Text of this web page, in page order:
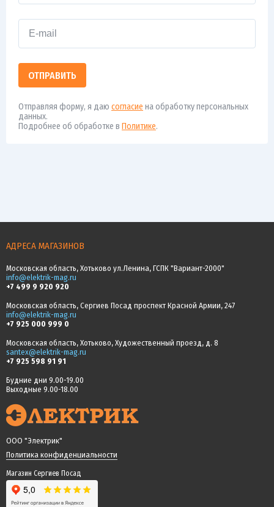
ОТПРАВИТЬ
Отправляя форму, я даю согласие на обработку персональных
данных.
Подробнее об обработке в Политике.
АДРЕСА МАГАЗИНОВ
Московская область, Хотьково ул.Ленина, ГСПК "Вариант-2000"
info@elektrik-mag.ru
+7 499 9 920 920
Московская область, Сергиев Посад проспект Красной Армии, 247
info@elektrik-mag.ru
+7 925 000 999 0
Московская область, Хотьково, Художественный проезд, д. 8
santex@elektrik-mag.ru
+7 925 598 91 91
Будние дни 9.00-19.00
Выходные 9.00-18.00
ООО "Электрик"
Политика конфиденциальности
Магазин Сергиев Посад